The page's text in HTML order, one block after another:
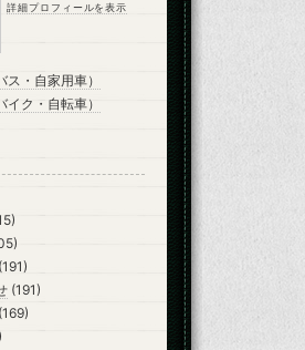
詳細プロフィールを表示
・自家用車）
ク・自転車）
(191)
(191)
(169)